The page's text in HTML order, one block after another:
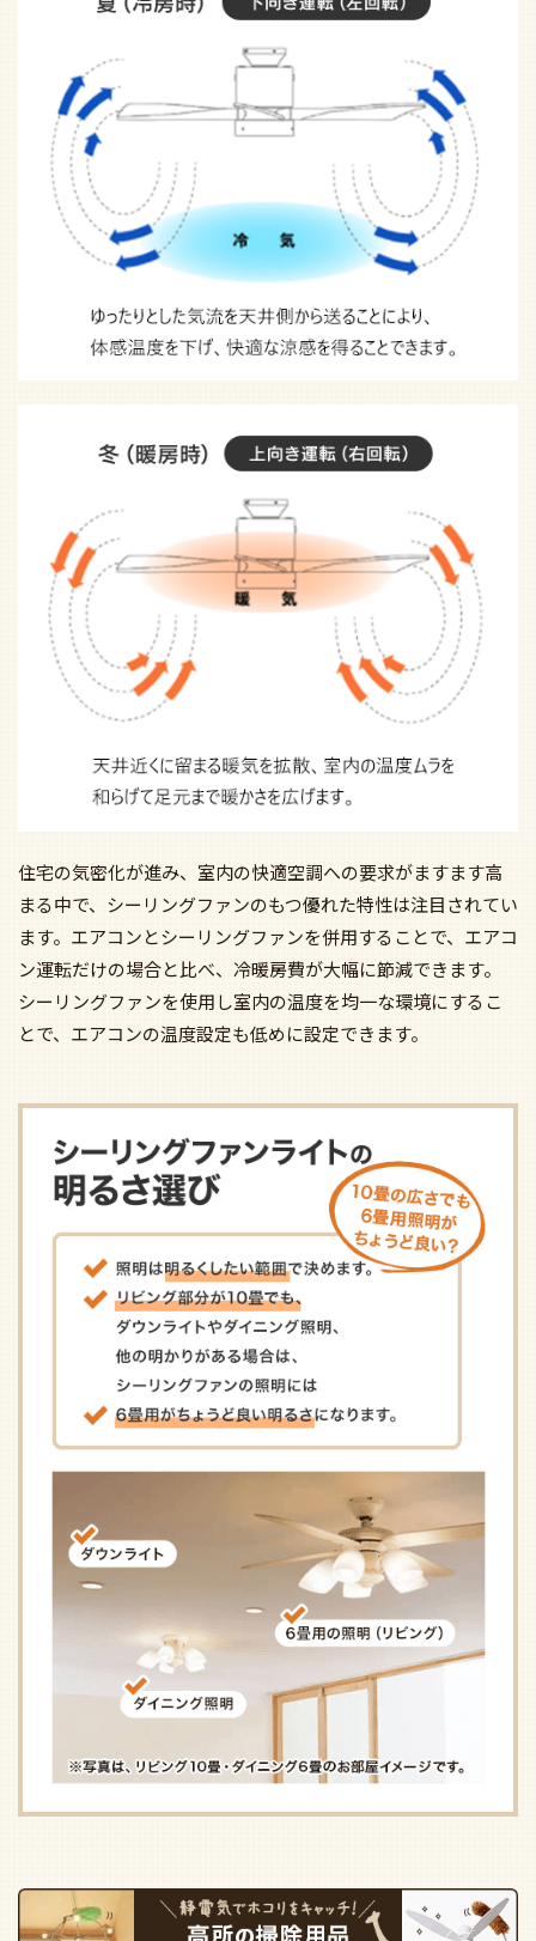
住宅の気密化が進み、室内の快適空調への要求がますます高
まる中で、シーリングファンのもつ優れた特性は注目されてい
ます。エアコンとシーリングファンを併用することで、エアコ
ン運転だけの場合と比べ、冷暖房費が大幅に節減できます。
シーリングファンを使用し室内の温度を均一な環境にするこ
とで、エアコンの温度設定も低めに設定できます。